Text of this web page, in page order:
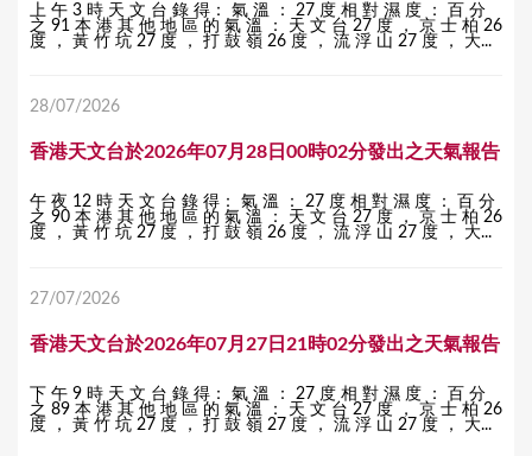
上 午 3 時 天 文 台 錄 得： 氣 溫 ： 27 度 相 對 濕 度 ： 百 分
之 91 本 港 其 他 地 區 的 氣 溫 ： 天 文 台 27 度 ， 京 士 柏 26
度 ， 黃 竹 坑 27 度 ， 打 鼓 嶺 26 度 ， 流 浮 山 27 度 ， 大...
28/07/2026
香港天文台於2026年07月28日00時02分發出之天氣報告
午 夜 12 時 天 文 台 錄 得： 氣 溫 ： 27 度 相 對 濕 度 ： 百 分
之 90 本 港 其 他 地 區 的 氣 溫 ： 天 文 台 27 度 ， 京 士 柏 26
度 ， 黃 竹 坑 27 度 ， 打 鼓 嶺 26 度 ， 流 浮 山 27 度 ， 大...
27/07/2026
香港天文台於2026年07月27日21時02分發出之天氣報告
下 午 9 時 天 文 台 錄 得： 氣 溫 ： 27 度 相 對 濕 度 ： 百 分
之 89 本 港 其 他 地 區 的 氣 溫 ： 天 文 台 27 度 ， 京 士 柏 26
度 ， 黃 竹 坑 27 度 ， 打 鼓 嶺 27 度 ， 流 浮 山 27 度 ， 大...